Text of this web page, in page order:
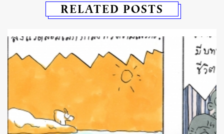
RELATED POSTS